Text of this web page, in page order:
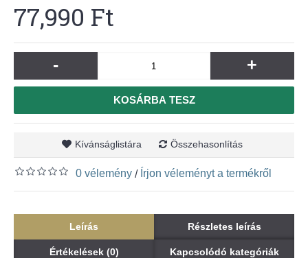
77,990 Ft
- +
KOSÁRBA TESZ
Kívánságlistára Összehasonlítás
0 vélemény / Írjon véleményt a termékről
Leírás Részletes leírás
Értékelések (0) Kapcsolódó kategóriák